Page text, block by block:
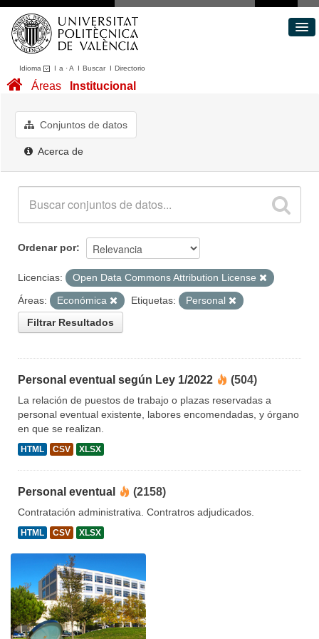
Idioma I a ·A I BuscarI Directorio
Conjuntos de datos
Acerca de
Áreas Institucional
Conjuntos de datos
Acerca de
Ordenar por
Licencias:
Open Data Commons Attribution License
Áreas:
Económica Etiquetas:
Personal
Filtrar Resultados
Personal eventual según Ley 1/2022 (504)
La relación de puestos de trabajo o plazas reservadas a
personal eventual existente, labores encomendadas, y órgano
en que se realizan.
HTML CSV XLSX
Personal eventual (2158)
Contratación administrativa. Contratros adjudicados.
HTML CSV XLSX